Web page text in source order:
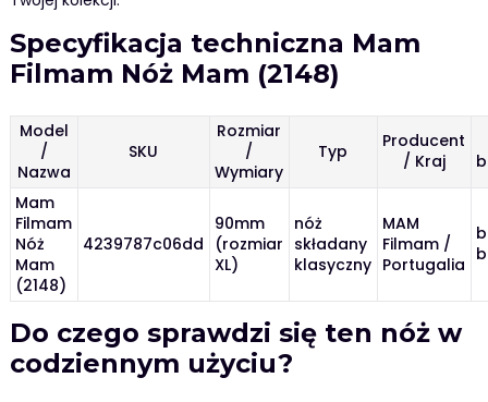
Specyfikacja techniczna Mam
Filmam Nóż Mam (2148)
Model
/
Nazwa
SKU
Rozmiar
/
Wymiary
Typ
Producent
/ Kraj
Mam
Filmam
Nóż
Mam
(2148)
4239787c06dd
90mm
(rozmiar
XL)
nóż
składany
klasyczny
MAM
Filmam /
Portugalia
Do czego sprawdzi się ten nóż w
codziennym użyciu?